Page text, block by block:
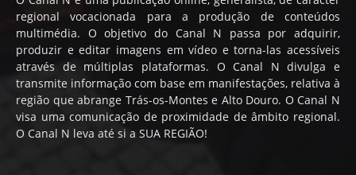
regional vocacionada para a produção de conteúdos
multimédia. O objetivo do Canal N passa por adquirir,
produzir e editar imagens em vídeo e torna-las acessíveis
através de múltiplas plataformas. O Canal N divulga e
transmite informação com base em manifestações, relativa à
região que abrange Trás-os-Montes e Alto Douro. O Canal N
visa uma comunicação de proximidade de âmbito regional.
O Canal N leva até si a SUA REGIÃO!